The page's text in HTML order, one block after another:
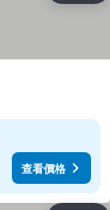
查看價格